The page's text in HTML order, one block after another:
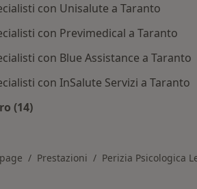
con Unisalute a Taranto
con Previmedical a Taranto
con Blue Assistance a Taranto
con InSalute Servizi a Taranto
(14)
Prestazioni Perizia Psicologica